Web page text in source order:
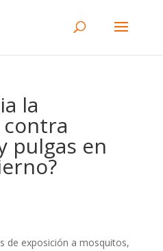
la
pulgas en
de exposición a mosquitos,